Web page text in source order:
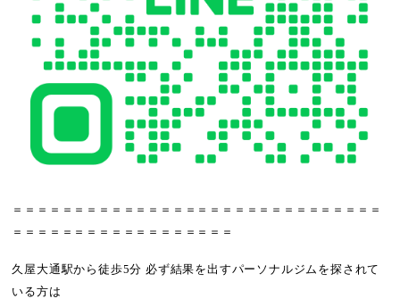
＝＝＝＝＝＝＝＝＝＝＝＝＝＝＝＝＝＝＝＝＝＝＝＝＝＝＝＝＝＝
＝＝＝＝＝＝＝＝＝＝＝＝＝＝＝＝＝＝
久屋大通駅から徒歩5分 必ず結果を出すパーソナルジムを探されて
いる方は